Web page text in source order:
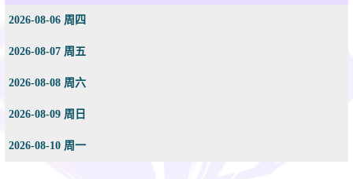
篮球新闻
2026-08-06 周四
2026-08-07 周五
2026-08-08 周六
2026-08-09 周日
2026-08-10 周一